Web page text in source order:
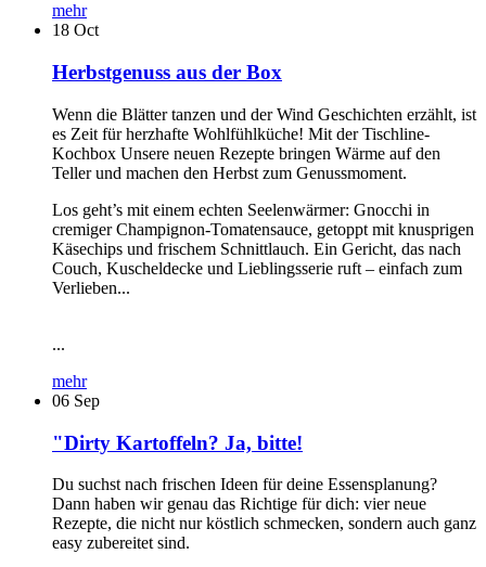
mehr
18 Oct
Herbstgenuss aus der Box
Wenn die Blätter tanzen und der Wind Geschichten erzählt, ist
es Zeit für herzhafte Wohlfühlküche! Mit der Tischline-
Kochbox Unsere neuen Rezepte bringen Wärme auf den
Teller und machen den Herbst zum Genussmoment.
Los geht’s mit einem echten Seelenwärmer: Gnocchi in
cremiger Champignon-Tomatensauce, getoppt mit knusprigen
Käsechips und frischem Schnittlauch. Ein Gericht, das nach
Couch, Kuscheldecke und Lieblingsserie ruft – einfach zum
Verlieben...
...
mehr
06 Sep
"Dirty Kartoffeln? Ja, bitte!
Du suchst nach frischen Ideen für deine Essensplanung?
Dann haben wir genau das Richtige für dich: vier neue
Rezepte, die nicht nur köstlich schmecken, sondern auch ganz
easy zubereitet sind.